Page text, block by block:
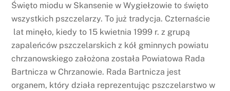
Święto miodu w Skansenie w Wygiełzowie to święto
wszystkich pszczelarzy. To już tradycja. Czternaście
lat minęło, kiedy to 15 kwietnia 1999 r. z grupą
zapaleńców pszczelarskich z kół gminnych powiatu
chrzanowskiego założona została Powiatowa Rada
Bartnicza w Chrzanowie. Rada Bartnicza jest
organem, który działa reprezentując pszczelarstwo w